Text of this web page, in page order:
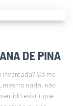
DE PINA
inventada? Só me
nada, não
existir que